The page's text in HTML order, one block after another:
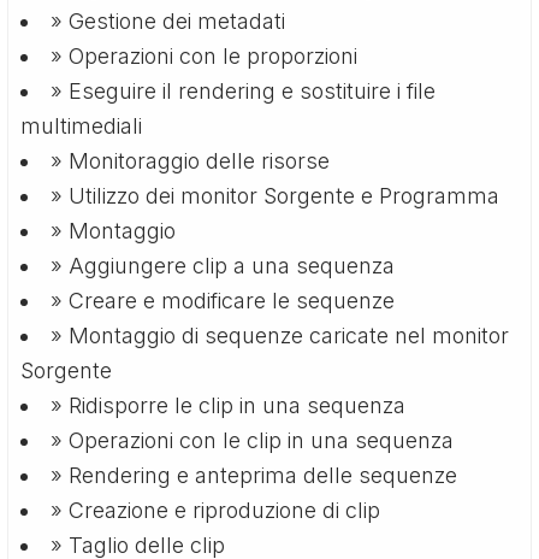
» Gestione dei metadati
» Operazioni con le proporzioni
» Eseguire il rendering e sostituire i file
multimediali
» Monitoraggio delle risorse
» Utilizzo dei monitor Sorgente e Programma
» Montaggio
» Aggiungere clip a una sequenza
» Creare e modificare le sequenze
» Montaggio di sequenze caricate nel monitor
Sorgente
» Ridisporre le clip in una sequenza
» Operazioni con le clip in una sequenza
» Rendering e anteprima delle sequenze
» Creazione e riproduzione di clip
» Taglio delle clip